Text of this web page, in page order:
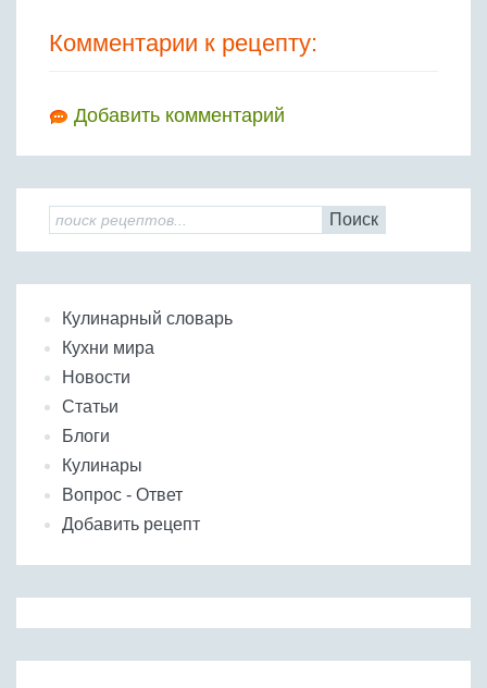
Комментарии к рецепту:
Добавить комментарий
Поиск
Кулинарный словарь
Кухни мира
Новости
Статьи
Блоги
Кулинары
Вопрос - Ответ
Добавить рецепт